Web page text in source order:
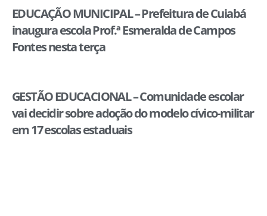
EDUCAÇÃO MUNICIPAL – Prefeitura de Cuiabá
inaugura escola Prof.ª Esmeralda de Campos
Fontes nesta terça
GESTÃO EDUCACIONAL – Comunidade escolar
vai decidir sobre adoção do modelo cívico-militar
em 17 escolas estaduais